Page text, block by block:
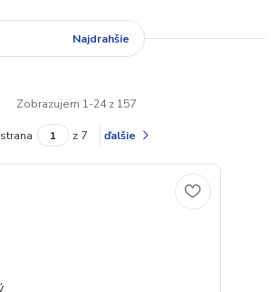
Najdrahšie
Zobrazujem 1-24 z 157
strana z 7 ďalšie